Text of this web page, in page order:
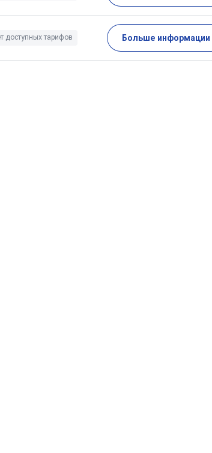
доступных тарифов Больше информации